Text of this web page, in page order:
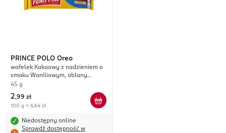
PRINCE POLO Oreo
wafelek Kakaowy z nadzieniem o
smaku Waniliowym, oblany
czekoladą
45 g
2,99 zł
100 g = 6,64 zł
Niedostępny online
Sprawdź dostępność w